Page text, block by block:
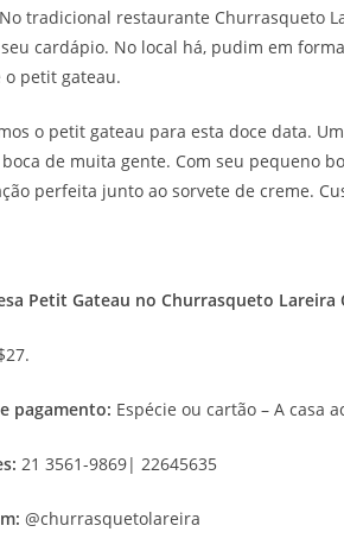
tradicional restaurante Churrasqueto
cardápio. No local há, pudim em
o petit gateau.
o petit gateau para esta doce data.
de muita gente. Com seu pequeno
perfeita junto ao sorvete de creme.
Petit Gateau no Churrasqueto Lareira
pagamento: Espécie ou cartão – A casa
21 3561-9869| 22645635
@churrasquetolareira